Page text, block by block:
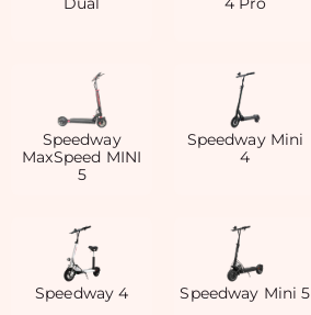
Speedway
MaxSpeed MINI
5
Speedway Mini
4
Speedway 4 Speedway Mini 5